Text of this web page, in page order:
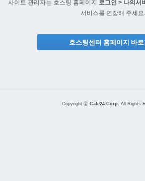
사이트 관리자는 호스팅 홈페이지 로그인 > 나의서
서비스를 연장해 주세요.
호스팅센터 홈페이지 바로
Copyright ⓒ Cafe24 Corp. All Rights